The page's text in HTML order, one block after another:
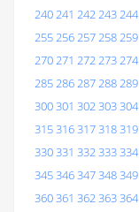
240241 242243244
255256257258259
270271 272273274
285286287288289
300301 302303304
315316317318319
330331 332333334
345346347348349
360361 362363364